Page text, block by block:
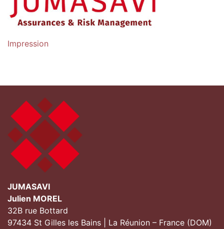
Navigation
l’article
Impression
JUMASAVI
Julien MOREL
32B rue Bottard
97434 St Gilles les Bains | La Réunion – France (DOM)